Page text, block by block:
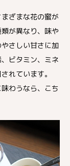
ざまな花の蜜が
が異なり、味や
さしい甘さに加
ビタミン、ミネ
れています。
わうなら、こち